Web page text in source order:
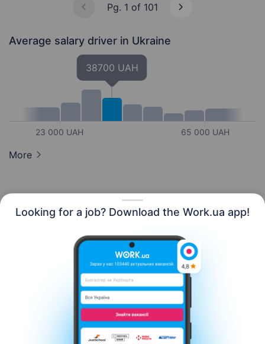
Looking for a job? Download the Work.ua app!
Pg. 1 of 101
Average salary driver in Ukraine
23 000 UAH
38700 UAH
65 000 UAH
More
Contact us About us
Сareer